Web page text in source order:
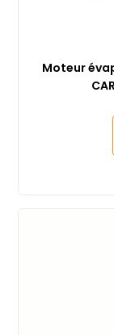
Moteur